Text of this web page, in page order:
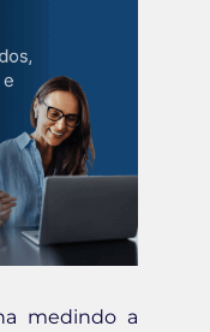
medindo a